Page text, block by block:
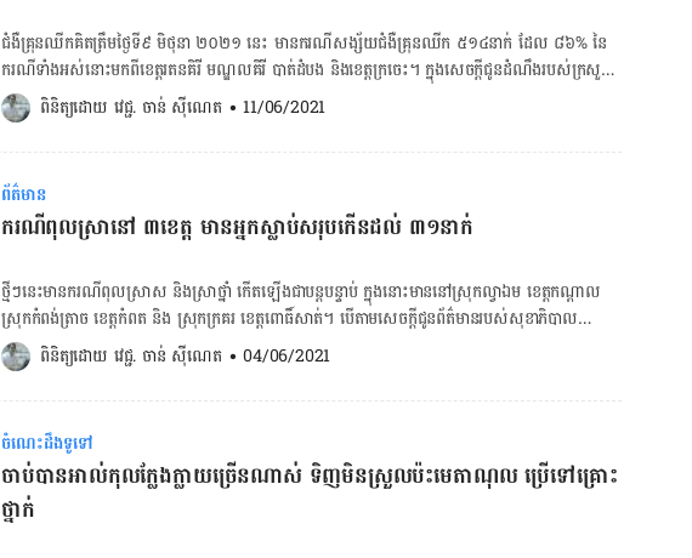
គ្រប់​រូប​គួរ​តែ​ប្រកាន់​ខ្ជាប់​នូវ​ក្រមសីលធម៌​ និង​ជួយ​ប្រយុទ្ធ​ប្រឆាំង​នឹង​ការ​រីក​រាលដាល​នៃ​ផលិត​ផល​ក្លែងក្លាយ​ ដើម្បី​
ធានា​សុវត្ថិ​ភាព​របស់​អ្នក​ប្រើ​ប្រាស់​។ មិន​ត្រឹម​តែ​វេជ្ជបណ្ឌិត ​និង​ឱសថការី​អាច​ចូល​រួម​ក្នុង​ការទប់​ស្កាត់​បញ្ហា​នេះ​
ប៉ុណ្ណោះ​ទេ ​ប៉ុន្តែ​អ្នក​ប្រើប្រាស់​ក៏អាច​រាយការណ៍​ករណី​សង្ស័យ​នៃ​ផលិតផល​ខុសច្បាប់​ និង​ក្លែងក្លាយ​ផង​ដែរ​។
ឱសថ​ស្ថាន​ដើរ​តួនាទី​យ៉ាង​សំខាន់​ក្នុង​ការ​លុប​បំបាត់​ឱសថ​ខុស​ច្បាប់ ​និង​ក្លែង​ក្លាយ​ពី​ការ​ធ្វើ​ចរាចរ​នៅ​លើ​ទីផ្សារ ​
ករណី​ដែល​សង្ស័យ​អំពី​ឱសថ​ខុស​ច្បាប់ ​និង​ឱសថ​ក្លែង​ក្លាយ​មក​កាន់​នាយកដ្ឋាន​ចំណីអាហារ និងឱសថ តាមរយៈ​
លេខ​ទូរស័ព្ទ​ទាន់​ហេតុការណ៍​ទាំង​នេះ៖​ 012 355 161, 011 574 787, 012 983 334, 012 892 022,
017 606 670, 017 866 760, 012 562 446។
ជំងឺ​គ្រុនឈីក​គិត​ត្រឹមថ្ងៃ​ទី៩ មិថុនា ២០២១ នេះ មាន​ករណី​សង្ស័យ​ជំងឺ​គ្រុនឈីក ៥១៤នាក់ ដែល ៨៦% នៃ​
ករណី​ទាំងអស់​នោះ​មក​ពី​ខេត្តរតនគិរី មណ្ឌលគិរី បាត់ដំបង និង​ខេត្ត​ក្រចេះ។ ក្នុង​សេចក្តីជូន​ដំណឹង​របស់​ក្រសួង​
សុខាភិបាល​នៅ​ថ្ងៃនេះ​បាន​បញ្ជាក់​ថា ក្នុងចំណោម​ករណី​សង្ស័យ​ទាំង ៥១៤នាក់នោះ មាន ៣៣១នាក់ជាមនុស្ស​
ពេញ​វ័យ ១៣៧នាក់​ជា​កុមារ និង៤៥​នាក់​ជា​កុមារ​អាយុ​ក្រោម ៥ឆ្នាំ។ គ្រុនឈីក ជា​ជំងឺ​ដែល​បង្ក​ដោយ​វីរុស​ឈីក
បណ្ដាល​មកពី​មូស​ខ្លា​ញី​ខាំ ជាពិសេស​នៅ​ពេលថ្ងៃ ហើយ​អាច​កើត​មាន​ចំពោះ​មនុស្ស​គ្រប់​វ័យ​ ទាំង​ក្មេង ​ទាំង​
ចាស់។ ជំងឺ​គ្រុនឈីក​អាច​ឆ្លង​រាល​ដាល​ពី​គ្រួសារ​មួយ​ទៅ​គ្រួសារ​មួយ ពី​ភូមិ​មួយ​ទៅ​ភូមិ​មួយ ពី​ឃុំ​មួយ​ទៅ​ឃុំ​មួយ
តាម​រយៈ​មូសខ្លា​ដែល​ចល័ត​ពី​កន្លែង​មួយ​ទៅ​កន្លែង​មួយ។ នេះបើតាម​មជ្ឈមណ្ឌល​ជាតិ​ប្រយុទ្ធ​នឹង​ជំងឺគ្រុនចាញ់​
ប៉ារ៉ាស៊ីតសាស្រ្ត និង​បាណកសាស្រ្ត នៃ​ក្រសួង​សុខាភិបាល។ ១. រោគ​សញ្ញា​ជំងឺ​គ្រុនឈីក ជំងឺ​គ្រុន​ឈីក​មាន​
ផ្សេងៗ ដូច​ជា​ជំងឺ​គ្រុនឈាម គ្រុនចាញ់ ឬ​ជំងឺ​រលាក​ស្រោមខួរ​ជា​ដើម។ រោគ​សញ្ញា​ទាំង​នោះ​រួមមាន៖ – គ្រុនក្តៅ
៣-៤ ថ្ងៃ – ឈឺ​សន្លាក់​ឆ្អឹង​ជា​ច្រើន​កន្លែង – មាន​ស្នាម​កន្ទួល ឬ​ក្រហម​លើ​ស្បែក។ លោកវេជ្ជបណ្ឌិត លី សូវ៉ាន់
ប្រធាននាយកដ្ឋានប្រយុទ្ធនឹងជំងឺឆ្លង នៃក្រសួងសុខាភិបាលបានឲ្យដឹងថាជំងឺ​គ្រុន​ឈីក​នេះ​អាច​ជា​សះ​ស្បើយ​
ដោយ​ឯក​ឯង ដោយ​គ្រាន់​តែ​ផ្ដល់​ថ្នាំ​បំបាត់​គ្រុន​ក្ដៅ​ធម្មតា​ប៉ុណ្ណោះ។ ២. វិធានការ​ការពារ​ជំងឺ​គ្រុនឈីក – បំផ្លាញ​
ពិនិត្យដោយ វេជ្ជ. ចាន់ ស៊ីណេត • 11/06/2021
ព័ត៌មាន
ករណីពុលស្រានៅ ៣ខេត្ត មានអ្នកស្លាប់សរុបកើនដល់ ៣១នាក់
ថ្មីៗនេះ​មាន​ករណី​ពុលស្រាស និង​ស្រាថ្នាំ កើត​ឡើង​ជា​បន្ត​បន្ទាប់ ក្នុង​នោះ​មាន​នៅ​ស្រុកល្វាឯម ខេត្តកណ្តាល
ស្រុក​កំពង់ត្រាច ខេត្តកំពត និង ស្រុក​ក្រគរ ខេត្ត​ពោធិ៍សាត់។ បើតាមសេចក្តីជូនព័ត៌មានរបស់សុខាភិបាល
មកដល់ពេលនេះករណីស្លាប់បណ្តាលមកពីពុលស្រា នៅខេត្តទាំង៣ មានចំនួន ៣១នាក់ហើយ។ ករណី​ពុល​
ស្រា​ទាំង​នោះ ចាប់ផ្តើម​ឡើង​ដោយ​រោគ​សញ្ញា​ដូចជា ស្រវាំងភ្នែក ព្រិលភ្នែក ណែនដើមទ្រូង ចុកទ្រូង ថប់ដង្ហើម
ត្រជាក់ដៃជើង វិល​មុខ ក្អួត ឈឺក្បាល ធេងធោង អស់កម្លាំង ទន់ដៃទន់ជើង និង​សន្លប់ ដោយសារ​តែ​ការ​ផឹក​
ស្រាស និង​ស្រាថ្នាំ មាន​សារធាតុ​មេតាណុល​លើស​កម្រិត​ខ្ពស់ ដែល​​បិត ឬ​លាយ​គ្មាន​បច្ចេក​ត្រឹមត្រូវ និង​គ្មាន​ការ​
ត្រួតពិនិត្យ។
ពិនិត្យដោយ វេជ្ជ. ចាន់ ស៊ីណេត • 04/06/2021
ចំណេះដឹងទូទៅ
ចាប់បានអាល់កុលក្លែងក្លាយច្រើនណាស់ ទិញមិនស្រួលប៉ះមេតាណុល ប្រើទៅគ្រោះ
ថ្នាក់